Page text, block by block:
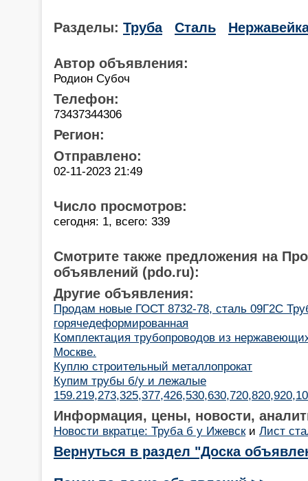
Разделы: Труба Сталь
Автор объявления:
Родион Субоч
Телефон:
73437344306
Регион:
Отправлено:
02-11-2023 21:49
Число просмотров:
сегодня: 1, всего: 339
Смотрите также предложения на
объявлений (pdo.ru):
Другие объявления:
Продам новые ГОСТ 8732-78, сталь 09Г2С
горячедеформированная
Комплектация трубопроводов из
Москве.
Куплю строительный металлопрокат
Купим трубы б/у и лежалые
Информация, цены, новости,
Новости вкратце: Труба б у Ижевски Лист
Вернуться в раздел "Доска